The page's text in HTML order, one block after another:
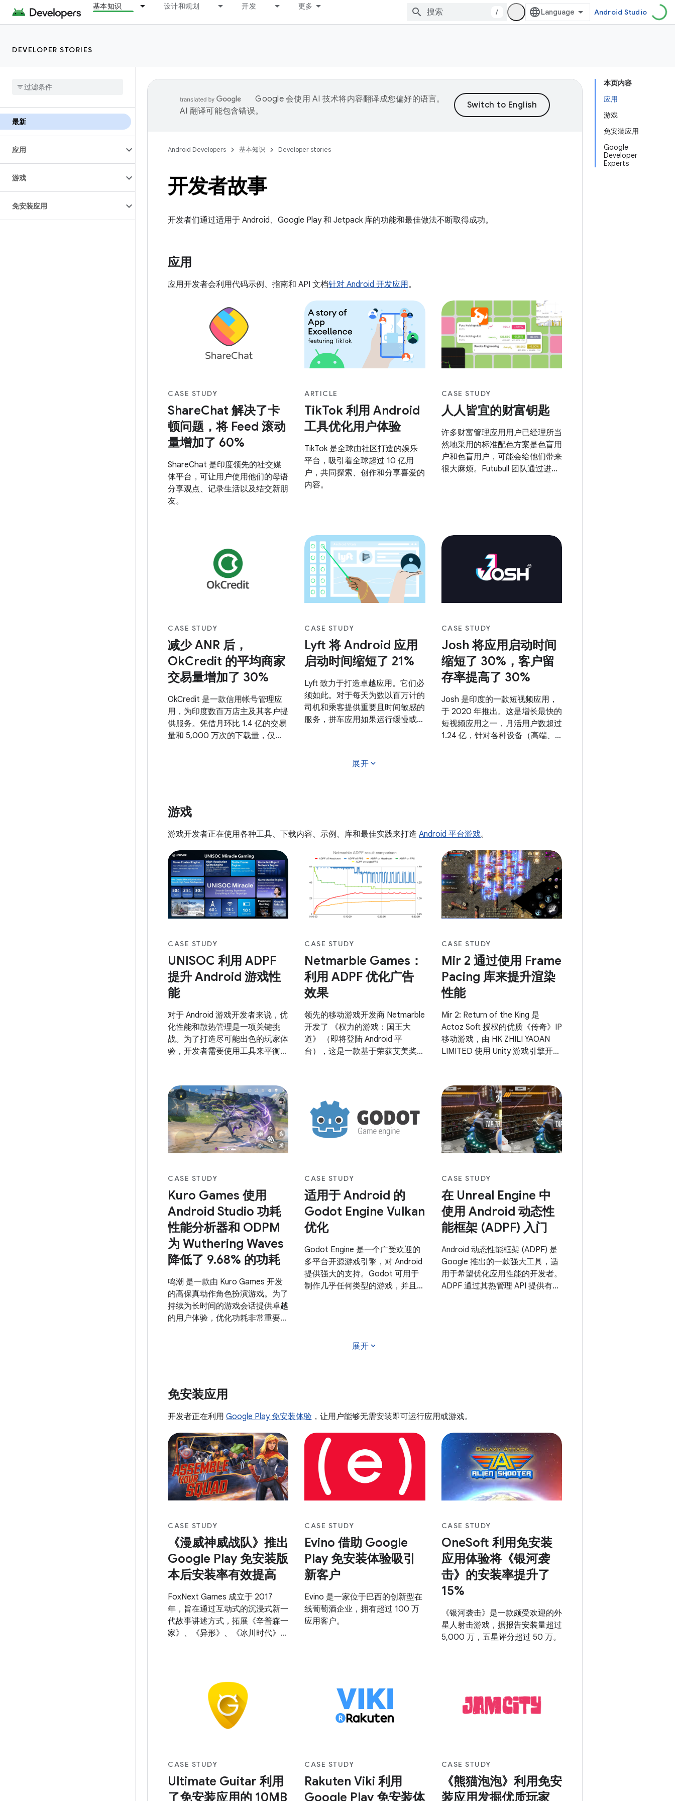
基本知识 设计和规划 开发 更多
/ Android Studio
DEVELOPER STORIES
最新
应用
游戏
免安装应用
本页内容
应用
游戏
免安装应用
Google
Developer
Experts
Google 会使用 AI 技术将内容翻译成您偏好的语言。
AI 翻译可能包含错误。
Android Developers 基本知识 Developer stories
开发者故事
开发者们通过适用于 Android、Google Play 和 Jetpack 库的功能和最佳做法不断取得成功。
应用
应用开发者会利用代码示例、指南和 API 文档针对 Android 开发应用。
CASE STUDY
ShareChat 解决了卡
顿问题，将 Feed 滚动
量增加了 60%
ShareChat 是印度领先的社交媒
体平台，可让用户使用他们的母语
分享观点、记录生活以及结交新朋
友。
ARTICLE
TikTok 利用 Android
工具优化用户体验
TikTok 是全球由社区打造的娱乐
平台，吸引着全球超过 10 亿用
户，共同探索、创作和分享喜爱的
内容。
CASE STUDY
人人皆宜的财富钥匙
许多财富管理应用用户已经理所当
然地采用的标准配色方案是色盲用
户和色盲用户，可能会给他们带来
很大麻烦。Futubull 团队通过进行
CASE STUDY
减少 ANR 后，
OkCredit 的平均商家
交易量增加了 30%
OkCredit 是一款信用帐号管理应
用，为印度数百万店主及其客户提
供服务。凭借月环比 1.4 亿的交易
量和 5,000 万次的下载量，仅去
顺畅的体验。
CASE STUDY
Lyft 将 Android 应用
启动时间缩短了 21%
Lyft 致力于打造卓越应用。它们必
须如此。对于每天为数以百万计的
司机和乘客提供重要且时间敏感的
服务，拼车应用如果运行缓慢或无
CASE STUDY
Josh 将应用启动时间
缩短了 30%，客户留
存率提高了 30%
Josh 是印度的一款短视频应用，
于 2020 年推出。这是增长最快的
短视频应用之一，月活用户数超过
1.24 亿，针对各种设备（高端、
展开 expand_more
游戏
游戏开发者正在使用各种工具、下载内容、示例、库和最佳实践来打造 Android 平台游戏。
CASE STUDY
UNISOC 利用 ADPF
提升 Android 游戏性
能
对于 Android 游戏开发者来说，优
化性能和散热管理是一项关键挑
战。为了打造尽可能出色的玩家体
验，开发者需要使用工具来平衡高
关键的 API，可让游戏直接与设备
的电源和散热系统进行互动，从而
实现这种精细的优化。 UNISOC
正在采用这些工具，以在其 SoC
上提供出色的游戏体验。从
Android 14 开始，UNISOC 产品完
CASE STUDY
Netmarble Games：
利用 ADPF 优化广告
效果
领先的移动游戏开发商 Netmarble
开发了 《权力的游戏：国王大
道》 （即将登陆 Android 平
台），这是一款基于荣获艾美奖®
性能问题，尤其是热节流问题，这
影响了持续性能和用户体验。为解
决此问题，他们战略性地利用了
Android 自适应性能框架 (ADPF)
CPU 资源，这通常会导致
CASE STUDY
Mir 2 通过使用 Frame
Pacing 库来提升渲染
性能
Mir 2: Return of the King 是
Actoz Soft 授权的优质《传奇》IP
移动游戏，由 HK ZHILI YAOAN
LIMITED 使用 Unity 游戏引擎开
2 的游戏氛围，还提供了许多最受
欢迎的游戏内容，例如装备收集、
大规模沙漠攻击和其他核心玩法。
该游戏使用了 Android Frame
Pacing 库 (Swappy) 来提高帧速率
的稳定性、实现流畅的渲染，并显
CASE STUDY
Kuro Games 使用
Android Studio 功耗
性能分析器和 ODPM
为 Wuthering Waves
降低了 9.68% 的功耗
鸣潮 是一款由 Kuro Games 开发
的高保真动作角色扮演游戏。为了
持续为长时间的游戏会话提供卓越
的用户体验，优化功耗非常重要。
功耗性能分析功能，您还可以 有
效地对 Android 应用功能的功耗进
行 A/B 测试 （如下所示）。 Kuro
CASE STUDY
适用于 Android 的
Godot Engine Vulkan
优化
Godot Engine 是一个广受欢迎的
多平台开源游戏引擎，对 Android
提供强大的支持。Godot 可用于
制作几乎任何类型的游戏，并且支
形 API 而设计。 Godot
CASE STUDY
在 Unreal Engine 中
使用 Android 动态性
能框架 (ADPF) 入门
Android 动态性能框架 (ADPF) 是
Google 推出的一款强大工具，适
用于希望优化应用性能的开发者。
ADPF 通过其热管理 API 提供有关
展开 expand_more
免安装应用
开发者正在利用 Google Play 免安装体验 ，让用户能够无需安装即可运行应用或游戏。
CASE STUDY
《漫威神威战队》推出
Google Play 免安装版
本后安装率有效提高
FoxNext Games 成立于 2017
年，旨在通过互动式的沉浸式新一
代故事讲述方式，拓展《辛普森一
家》、《异形》、《冰川时代》和
CASE STUDY
Evino 借助 Google
Play 免安装体验吸引
新客户
Evino 是一家位于巴西的创新型在
线葡萄酒企业，拥有超过 100 万
应用客户。
CASE STUDY
OneSoft 利用免安装
应用体验将《银河袭
击》的安装率提升了
15%
《银河袭击》是一款颇受欢迎的外
星人射击游戏，据报告安装量超过
5,000 万，五星评分超过 50 万。
CASE STUDY
Ultimate Guitar 利用
了免安装应用的 10MB
CASE STUDY
Rakuten Viki 利用
Google Play 免安装体
CASE STUDY
《熊猫泡泡》利用免安
装应用发掘优质玩家